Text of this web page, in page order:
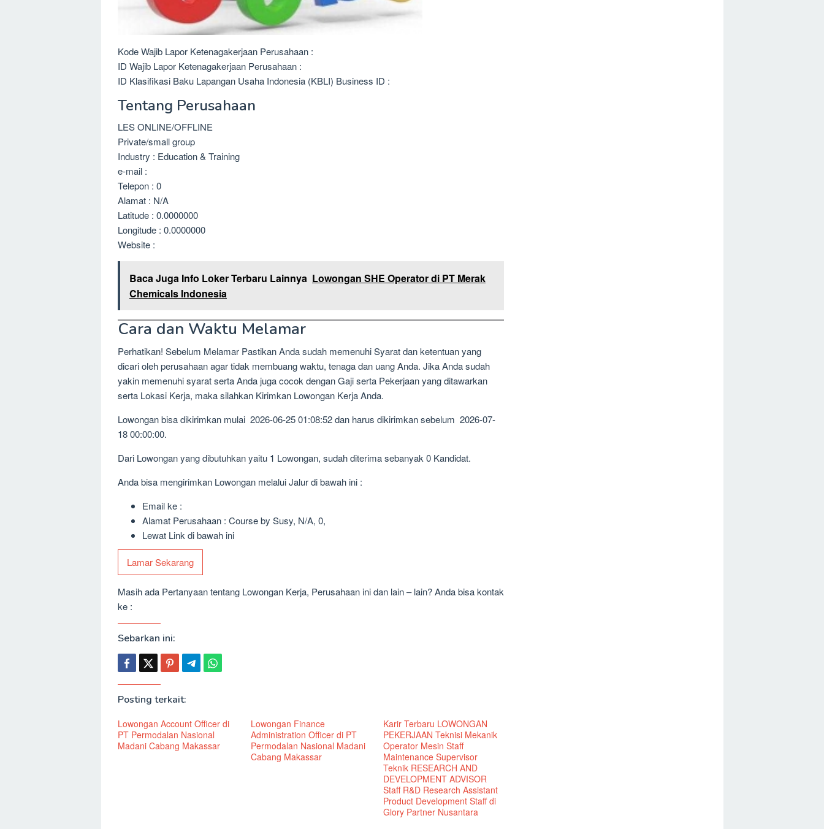
Kode Wajib Lapor Ketenagakerjaan Perusahaan :
ID Wajib Lapor Ketenagakerjaan Perusahaan :
ID Klasifikasi Baku Lapangan Usaha Indonesia (KBLI) Business ID :
Tentang Perusahaan
LES ONLINE/OFFLINE
Private/small group
Industry : Education & Training
e-mail :
Telepon : 0
Alamat : N/A
Latitude : 0.0000000
Longitude : 0.0000000
Website :
Baca Juga Info Loker Terbaru Lainnya Lowongan SHE Operator di PT Merak
Chemicals Indonesia
Cara dan Waktu Melamar
Perhatikan! Sebelum Melamar Pastikan Anda sudah memenuhi Syarat dan ketentuan yang
dicari oleh perusahaan agar tidak membuang waktu, tenaga dan uang Anda. Jika Anda sudah
yakin memenuhi syarat serta Anda juga cocok dengan Gaji serta Pekerjaan yang ditawarkan
serta Lokasi Kerja, maka silahkan Kirimkan Lowongan Kerja Anda.
Lowongan bisa dikirimkan mulai 2026-06-25 01:08:52 dan harus dikirimkan sebelum 2026-07-
18 00:00:00.
Dari Lowongan yang dibutuhkan yaitu 1 Lowongan, sudah diterima sebanyak 0 Kandidat.
Anda bisa mengirimkan Lowongan melalui Jalur di bawah ini :
Email ke :
Alamat Perusahaan : Course by Susy, N/A, 0,
Lewat Link di bawah ini
Lamar Sekarang
Masih ada Pertanyaan tentang Lowongan Kerja, Perusahaan ini dan lain – lain? Anda bisa kontak
ke :
Sebarkan ini:
Posting terkait:
Lowongan Account Officer di
PT Permodalan Nasional
Madani Cabang Makassar
Lowongan Finance
Administration Officer di PT
Permodalan Nasional Madani
Cabang Makassar
Karir Terbaru LOWONGAN
PEKERJAAN Teknisi Mekanik
Operator Mesin Staff
Maintenance Supervisor
Teknik RESEARCH AND
DEVELOPMENT ADVISOR
Staff R&D Research Assistant
Product Development Staff di
Glory Partner Nusantara